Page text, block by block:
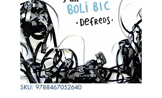
SKU: 9788467052640